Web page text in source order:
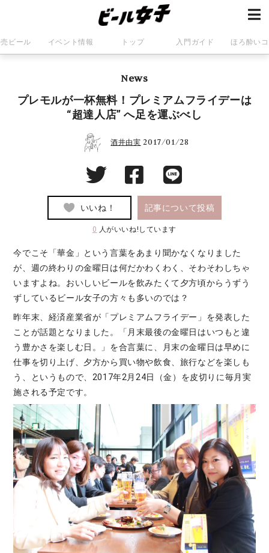
ビール イベント情報 トップ 入門ガイド ほろ酔い
News
プレモルが一杯無料！プレミアムフライデーは
“超達人店” へ足を運ぶべし
酒井由実 2017/01/28
いいね！ 記事について投稿
0 人がいいね!しています
今でこそ「華金」という言葉をあまり聞かなくなりました
が、週の終わりの金曜日は何だかわくわく、そわそわしちゃ
いますよね。おいしいビールを飲みたくて夕方頃からうずう
ずしているビール女子の方々も多いのでは？
昨年末、経済産業省が「プレミアムフライデー」を発表した
ことが話題となりました。「月末最後の金曜日はいつもと違
う豊かさを楽しむ日。」を合言葉に、月末の金曜日は早めに
仕事を切り上げ、夕方から買い物や飲食、旅行などを楽しも
う、というもので、2017年2月24日（金）を皮切りに毎月実
施される予定です。